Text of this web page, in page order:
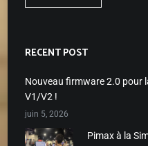
RECENT POST
Nouveau firmware 2.0 pour
V1/V2 !
juin 5, 2026
Pimax à la